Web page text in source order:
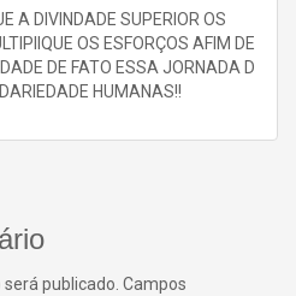
A DIVINDADE SUPERIOR OS
OS ESFORÇOS AFIM DE
DE FATO ESSA JORNADA D
HUMANAS!!
publicado. Campos